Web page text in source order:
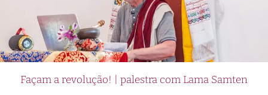
Façam a revolução! | palestra com Lama Samten